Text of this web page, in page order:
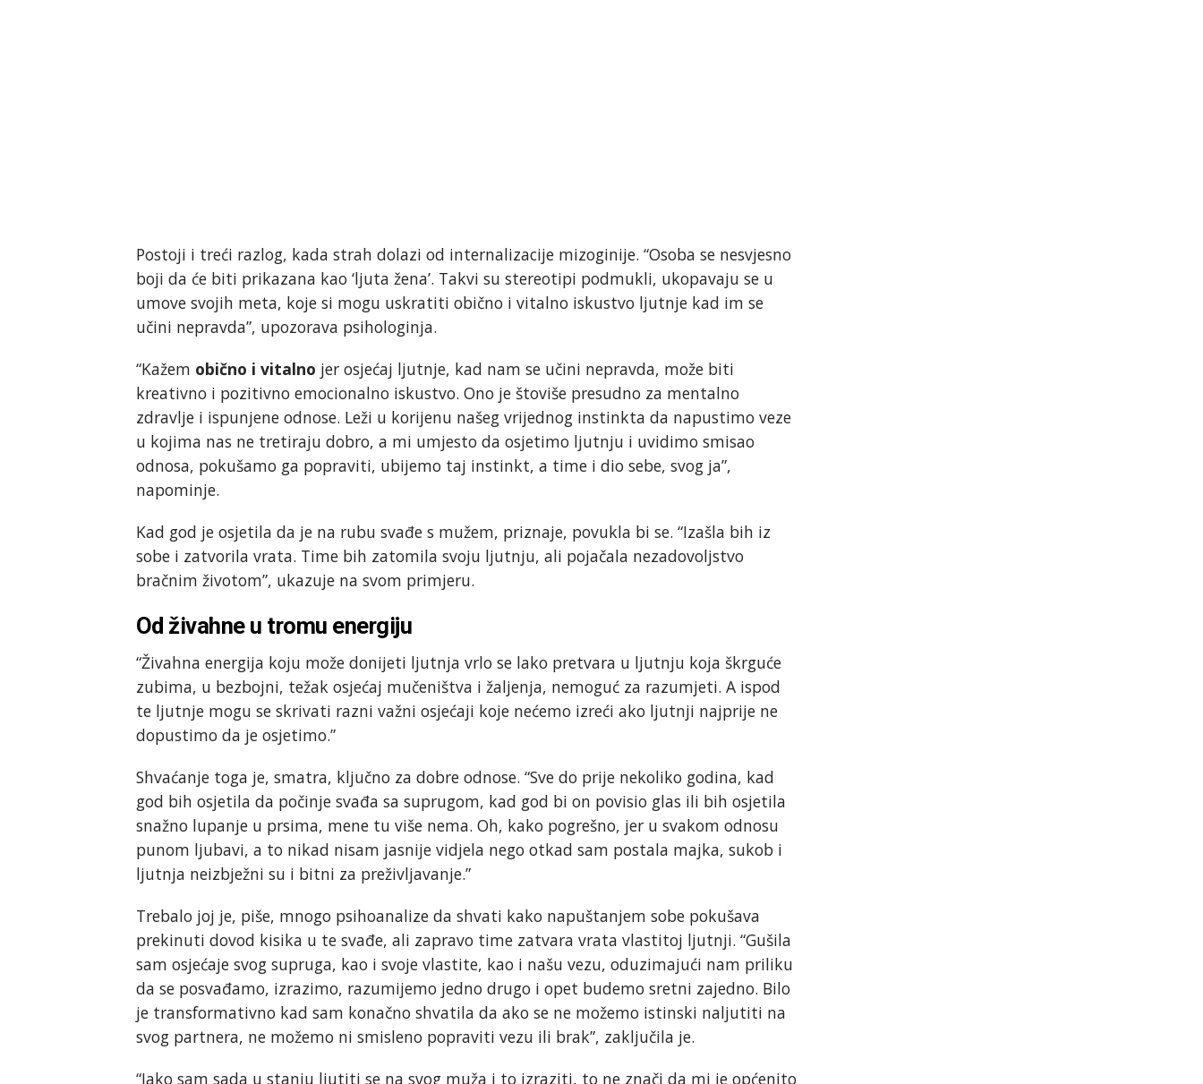
Postoji i treći razlog, kada strah dolazi od internalizacije mizoginije. “Osoba se nesvjesno
boji da će biti prikazana kao ‘ljuta žena’. Takvi su stereotipi podmukli, ukopavaju se u
umove svojih meta, koje si mogu uskratiti obično i vitalno iskustvo ljutnje kad im se
učini nepravda”, upozorava psihologinja.
“Kažem obično i vitalno jer osjećaj ljutnje, kad nam se učini nepravda, može biti
kreativno i pozitivno emocionalno iskustvo. Ono je štoviše presudno za mentalno
zdravlje i ispunjene odnose. Leži u korijenu našeg vrijednog instinkta da napustimo veze
u kojima nas ne tretiraju dobro, a mi umjesto da osjetimo ljutnju i uvidimo smisao
odnosa, pokušamo ga popraviti, ubijemo taj instinkt, a time i dio sebe, svog ja”,
napominje.
Kad god je osjetila da je na rubu svađe s mužem, priznaje, povukla bi se. “Izašla bih iz
sobe i zatvorila vrata. Time bih zatomila svoju ljutnju, ali pojačala nezadovoljstvo
bračnim životom”, ukazuje na svom primjeru.
Od živahne u tromu energiju
“Živahna energija koju može donijeti ljutnja vrlo se lako pretvara u ljutnju koja škrguće
zubima, u bezbojni, težak osjećaj mučeništva i žaljenja, nemoguć za razumjeti. A ispod
te ljutnje mogu se skrivati razni važni osjećaji koje nećemo izreći ako ljutnji najprije ne
dopustimo da je osjetimo.”
Shvaćanje toga je, smatra, ključno za dobre odnose. “Sve do prije nekoliko godina, kad
god bih osjetila da počinje svađa sa suprugom, kad god bi on povisio glas ili bih osjetila
snažno lupanje u prsima, mene tu više nema. Oh, kako pogrešno, jer u svakom odnosu
punom ljubavi, a to nikad nisam jasnije vidjela nego otkad sam postala majka, sukob i
ljutnja neizbježni su i bitni za preživljavanje.”
Trebalo joj je, piše, mnogo psihoanalize da shvati kako napuštanjem sobe pokušava
prekinuti dovod kisika u te svađe, ali zapravo time zatvara vrata vlastitoj ljutnji. “Gušila
sam osjećaje svog supruga, kao i svoje vlastite, kao i našu vezu, oduzimajući nam priliku
da se posvađamo, izrazimo, razumijemo jedno drugo i opet budemo sretni zajedno. Bilo
je transformativno kad sam konačno shvatila da ako se ne možemo istinski naljutiti na
svog partnera, ne možemo ni smisleno popraviti vezu ili brak”, zaključila je.
“Iako sam sada u stanju ljutiti se na svog muža i to izraziti, to ne znači da mi je općenito